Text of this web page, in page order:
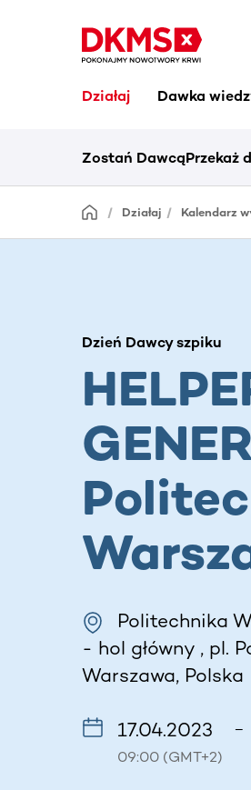
Działaj Dawka
Zostań DawcąPrzekaż
Działaj Kalendarz
Dzień Dawcy szpiku
Politechnika
- hol główny , pl.
Warszawa, Polska
17.04.2023
09:00 (GMT+2)
–